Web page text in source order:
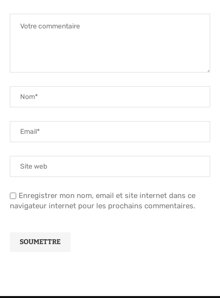
Enregistrer mon nom, email et site internet dans ce
navigateur internet pour les prochains commentaires.